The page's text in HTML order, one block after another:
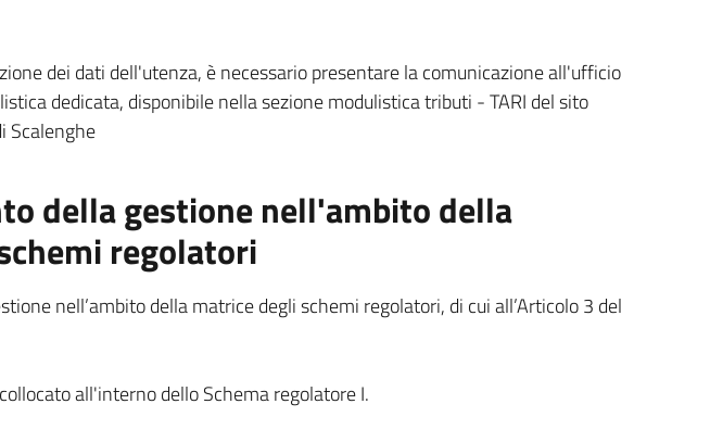
dei dati dell'utenza, è necessario presentare la comunicazione all'ufficio
dedicata, disponibile nella sezione modulistica tributi - TARI del sito
Scalenghe
della gestione nell'ambito della
regolatori
nell’ambito della matrice degli schemi regolatori, di cui all’Articolo 3 del
all'interno dello Schema regolatore I.